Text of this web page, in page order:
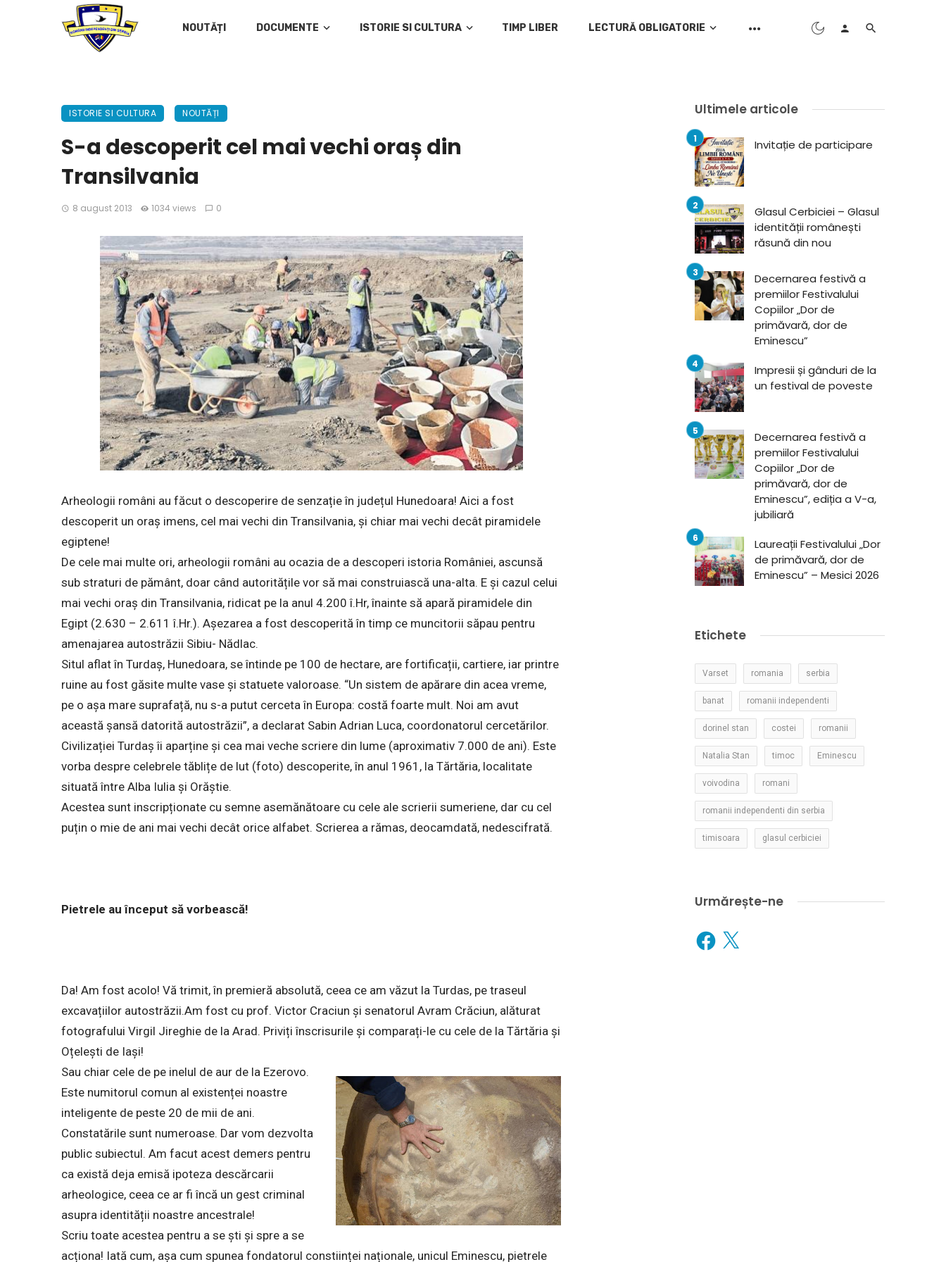
NOUTĂȚI DOCUMENTE ISTORIE SI CULTURA TIMP LIBER LECTURĂ OBLIGATORIE
ISTORIE SI CULTURA NOUTĂȚI
S-a descoperit cel mai vechi oraș din
Transilvania
8 august 2013 1034 views 0
Arheologii români au făcut o descoperire de senzație în județul Hunedoara! Aici a fost
descoperit un oraș imens, cel mai vechi din Transilvania, și chiar mai vechi decât piramidele
egiptene!
De cele mai multe ori, arheologii români au ocazia de a descoperi istoria României, ascunsă
sub straturi de pământ, doar când autoritățile vor să mai construiască una-alta. E și cazul celui
mai vechi oraș din Transilvania, ridicat pe la anul 4.200 î.Hr, înainte să apară piramidele din
Egipt (2.630 – 2.611 î.Hr.). Așezarea a fost descoperită în timp ce muncitorii săpau pentru
amenajarea autostrăzii Sibiu- Nădlac.
Situl aflat în Turdaș, Hunedoara, se întinde pe 100 de hectare, are fortificații, cartiere, iar printre
ruine au fost găsite multe vase și statuete valoroase. “Un sistem de apărare din acea vreme,
pe o așa mare suprafață, nu s-a putut cerceta în Europa: costă foarte mult. Noi am avut
această șansă datorită autostrăzii”, a declarat Sabin Adrian Luca, coordonatorul cercetărilor.
Civilizației Turdaș îi aparține și cea mai veche scriere din lume (aproximativ 7.000 de ani). Este
vorba despre celebrele tăblițe de lut (foto) descoperite, în anul 1961, la Tărtăria, localitate
situată între Alba Iulia și Orăștie.
Acestea sunt inscripționate cu semne asemănătoare cu cele ale scrierii sumeriene, dar cu cel
puțin o mie de ani mai vechi decât orice alfabet. Scrierea a rămas, deocamdată, nedescifrată.
Pietrele au început să vorbească!
Da! Am fost acolo! Vă trimit, în premieră absolută, ceea ce am văzut la Turdas, pe traseul
excavațiilor autostrăzii.Am fost cu prof. Victor Craciun și senatorul Avram Crăciun, alăturat
fotografului Virgil Jireghie de la Arad. Priviți înscrisurile și comparați-le cu cele de la Tărtăria și
Oțelești de Iași!
Sau chiar cele de pe inelul de aur de la Ezerovo.
Este numitorul comun al existenței noastre
inteligente de peste 20 de mii de ani.
Constatările sunt numeroase. Dar vom dezvolta
public subiectul. Am facut acest demers pentru
ca există deja emisă ipoteza descărcarii
arheologice, ceea ce ar fi încă un gest criminal
asupra identității noastre ancestrale!
Scriu toate acestea pentru a se ști și spre a se
acționa! Iată cum, așa cum spunea fondatorul constiinței naționale, unicul Eminescu, pietrele
Ultimele articole
Invitație de participare
Glasul Cerbiciei – Glasul
identității românești
răsună din nou
Decernarea festivă a
premiilor Festivalului
Copiilor „Dor de
primăvară, dor de
Eminescu”
Impresii și gânduri de la
un festival de poveste
Decernarea festivă a
premiilor Festivalului
Copiilor „Dor de
primăvară, dor de
Eminescu”, ediția a V-a,
jubiliară
Laureații Festivalului „Dor
de primăvară, dor de
Eminescu” – Mesici 2026
Etichete
Varset romania serbia
banat romanii independenti
dorinel stan costei romanii
Natalia Stan timoc Eminescu
voivodina romani
romanii independenti din serbia
timisoara glasul cerbiciei
Urmărește-ne
Facebook
X